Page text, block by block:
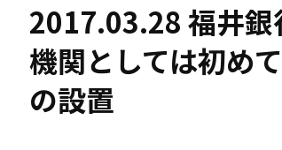
2017.03.28 福井銀
機関としては初め
の設置